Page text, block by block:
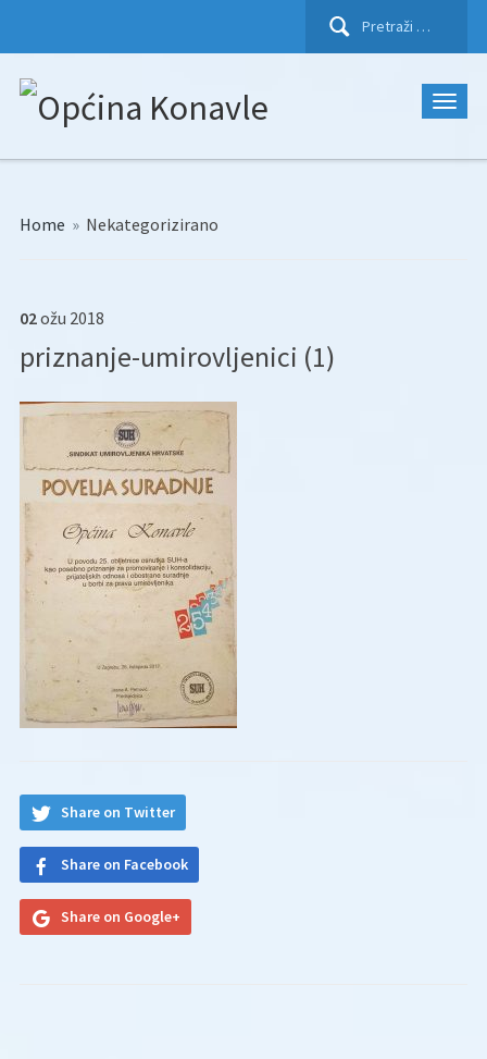
Pretraži:
Home » Nekategorizirano
02ožu 2018
priznanje-umirovljenici (1)
Share on Twitter
Share on Facebook
Share on Google+